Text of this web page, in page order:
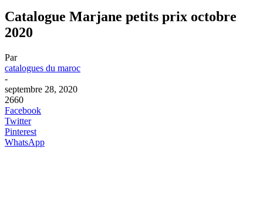
Catalogue Marjane petits prix octobre
2020
Par
catalogues du maroc
-
septembre 28, 2020
2660
Facebook
Twitter
Pinterest
WhatsApp